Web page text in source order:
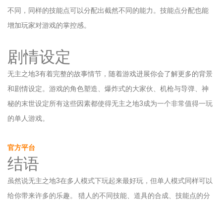
不同，同样的技能点可以分配出截然不同的能力。技能点分配也能
增加玩家对游戏的掌控感。
剧情设定
无主之地3有着完整的故事情节，随着游戏进展你会了解更多的背景
和剧情设定。游戏的角色塑造、爆炸式的大家伙、机枪与导弹、神
秘的末世设定所有这些因素都使得无主之地3成为一个非常值得一玩
的单人游戏。
官方平台
结语
虽然说无主之地3在多人模式下玩起来最好玩，但单人模式同样可以
给你带来许多的乐趣。 猎人的不同技能、道具的合成、技能点的分